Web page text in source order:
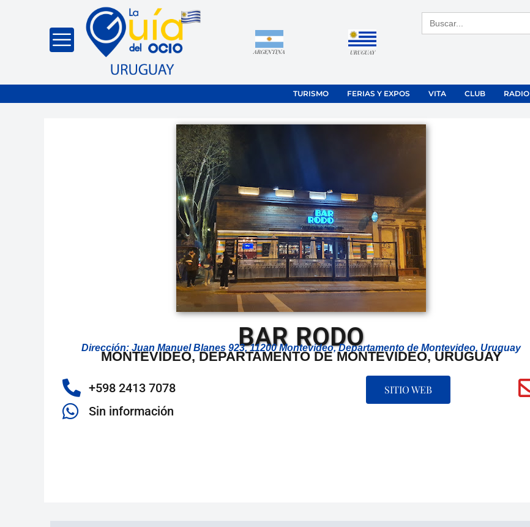
ARGENTINA URUGUAY
Buscar:
TURISMO FERIAS Y EXPOS VITA CLUB RADIO
BAR RODO
Dirección: Juan Manuel Blanes 923, 11200 Montevideo, Departamento de Montevideo, Uruguay
MONTEVIDEO, DEPARTAMENTO DE MONTEVIDEO, URUGUAY
+598 2413 7078
Sin información
SITIO WEB